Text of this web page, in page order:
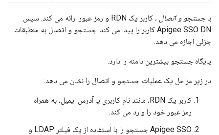
با جستجو و اتصال
، کاربر یک RDN و رمز عبور ارائه می کند. سپس
Apigee SSO DN کاربر را پیدا می کند. جستجو و اتصال به منطبقات
جزئی اجازه می دهد.
پایگاه جستجو بیشترین دامنه را دارد.
در زیر مراحل یک عملیات جستجو و اتصال را نشان می دهد:
کاربر یک RDN، مانند نام کاربری یا آدرس ایمیل، به همراه
رمز عبور خود را وارد می کند.
Apigee SSO جستجو را با استفاده از یک فیلتر LDAP و